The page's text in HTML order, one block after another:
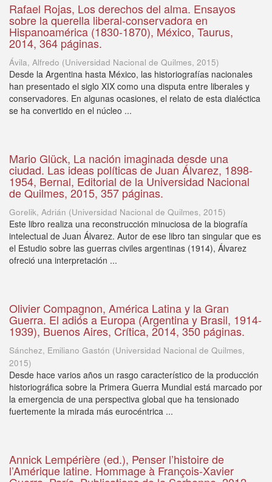
Rafael Rojas, Los derechos del alma. Ensayos
sobre la querella liberal-conservadora en
Hispanoamérica (1830-1870), México, Taurus,
2014, 364 páginas.
Ávila, Alfredo (Universidad Nacional de Quilmes, 2015)
Desde la Argentina hasta México, las historiografías nacionales
han presentado el siglo XIX como una disputa entre liberales y
conservadores. En algunas ocasiones, el relato de esta dialéctica
se ha convertido en el núcleo ...
Mario Glück, La nación imaginada desde una
ciudad. Las ideas políticas de Juan Álvarez, 1898-
1954, Bernal, Editorial de la Universidad Nacional
de Quilmes, 2015, 357 páginas.
Gorelik, Adrián (Universidad Nacional de Quilmes, 2015)
Este libro realiza una reconstrucción minuciosa de la biografía
intelectual de Juan Álvarez. Autor de ese libro tan singular que es
el Estudio sobre las guerras civiles argentinas (1914), Álvarez
ofreció una interpretación ...
Olivier Compagnon, América Latina y la Gran
Guerra. El adiós a Europa (Argentina y Brasil, 1914-
1939), Buenos Aires, Crítica, 2014, 350 páginas.
Sánchez, Emiliano Gastón (Universidad Nacional de Quilmes,
2015)
Desde hace varios años un rasgo característico de la producción
historiográfica sobre la Primera Guerra Mundial está marcado por
la emergencia de una perspectiva global que ha tensionado
fuertemente la mirada más eurocéntrica ...
Annick Lempérière (ed.), Penser l’histoire de
l’Amérique latine. Hommage à François-Xavier